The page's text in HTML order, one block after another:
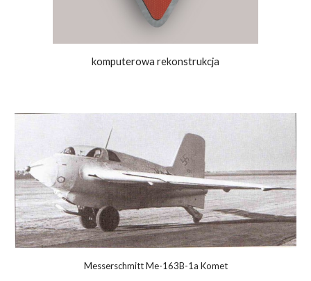
komputerowa rekonstrukcja
Messerschmitt Me-163B-1a Komet